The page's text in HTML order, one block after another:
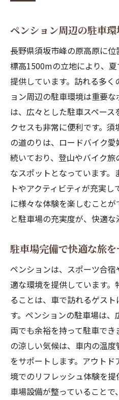
ペンション周辺の駐車
長野県須坂市峰の原高原に
標高1500mの立地により、
提供しています。訪れる多
ョン周辺の駐車環境は重要
は、広々とした駐車スペー
クセスも非常に便利です。
の道のりは、ロードバイク
続いており、登山やバイク
なスポットとなっています
トやアクティビティが充実
に様々な体験を楽しむこと
と駐車場の充実度が、快適な
駐車場完備で快適な旅を
ペンションは、スポーツ合
適な環境を提供しています
ることは、車で訪れるゲス
す。ペンションの駐車場は
両でも余裕を持って駐車で
の涼しい気候は、車内の温
をサポートします。アウト
境でのリフレッシュ体験を
車場設備が整っていること